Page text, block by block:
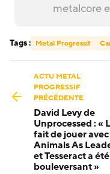
metalcore
Tags : Metal Progressif
ACTU METAL
PROGRESSIF
PRÉCÉDENTE
David Levy de
Unprocessed : «
fait de jouer avec
Animals As
et Tesseract a été
bouleversant »